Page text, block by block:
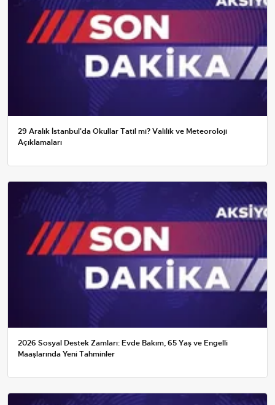
29 Aralık İstanbul'da Okullar Tatil mi? Valilik ve Meteoroloji
Açıklamaları
2026 Sosyal Destek Zamları: Evde Bakım, 65 Yaş ve Engelli
Maaşlarında Yeni Tahminler